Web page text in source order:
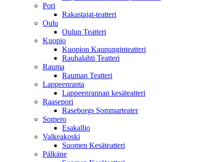
Pori
Rakastajat-teatteri
Oulu
Oulun Teatteri
Kuopio
Kuopion Kaupunginteatteri
Rauhalahti Teatteri
Rauma
Rauman Teatteri
Lappeenranta
Lappeenrannan kesäteatteri
Raasepori
Raseborgs Sommarteater
Somero
Esakallio
Valkeakoski
Suomen Kesäteatteri
Pälkäne